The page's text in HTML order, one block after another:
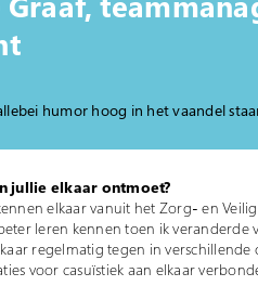
humor hoog in het vaandel
jullie elkaar ontmoet?
elkaar vanuit het Zorg- en
leren kennen toen ik
regelmatig tegen in
voor casuïstiek aan elkaar